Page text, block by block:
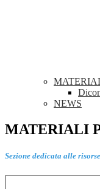
NEWS
MATERIALI
Sezione dedicata alle